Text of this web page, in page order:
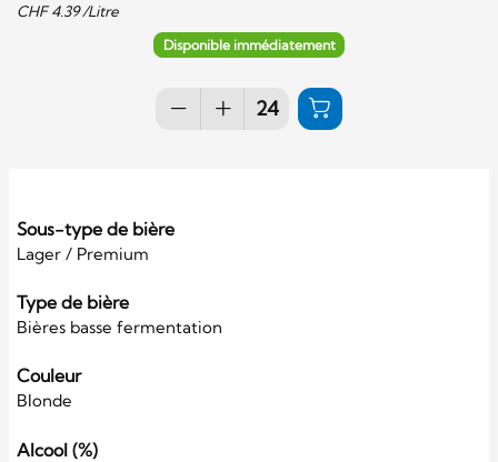
CHF4.39/Litre
Disponible immédiatement
Sous-type de bière
Lager / Premium
Type de bière
Bières basse fermentation
Couleur
Blonde
Alcool (%)